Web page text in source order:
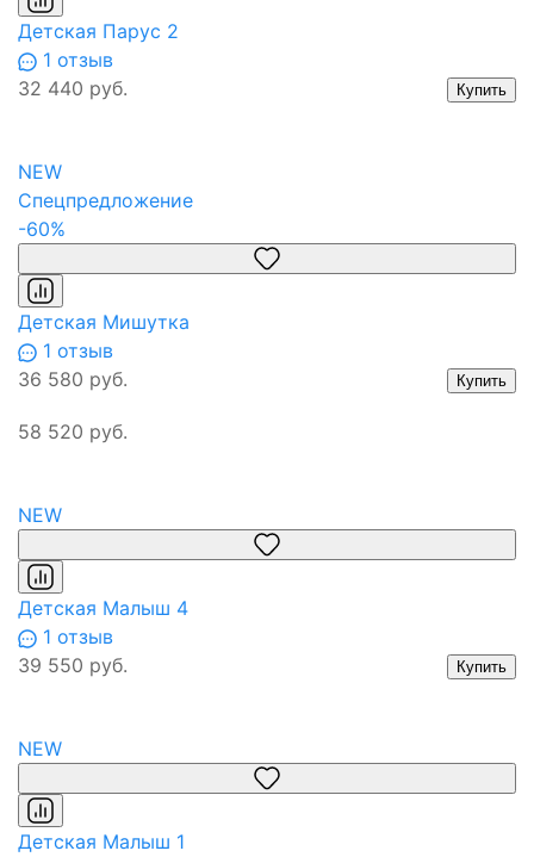
Детская Парус 2
1 отзыв
32 440 руб.
Купить
NEW
Спецпредложение
-60%
Детская Мишутка
1 отзыв
36 580 руб.
58 520 руб.
Купить
NEW
Детская Малыш 4
1 отзыв
39 550 руб.
Купить
NEW
Детская Малыш 1